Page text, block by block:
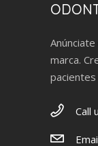
marca.
Call